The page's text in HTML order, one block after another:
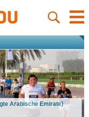
Arabische Emirate)